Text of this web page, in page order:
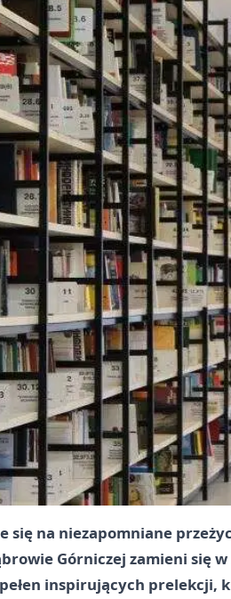
się na niezapomniane
Górniczej zamieni się
inspirujących